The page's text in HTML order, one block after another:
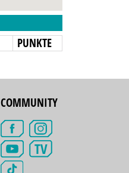
PUNKTE
COMMUNITY
TV